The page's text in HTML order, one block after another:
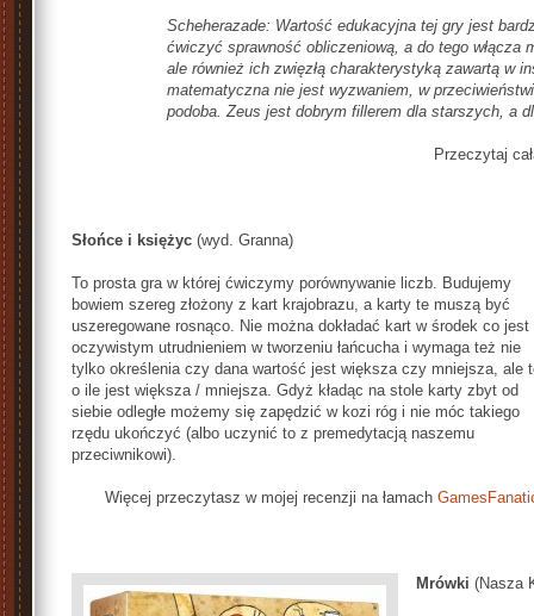
Scheherazade: Wartość edukacyjna tej gry jest
ćwiczyć sprawność obliczeniową, a do tego włącza
ale również ich zwięzłą charakterystyką zawartą w
matematyczna nie jest wyzwaniem, w
podoba. Zeus jest dobrym fillerem dla starszych, a
Przeczytaj
Słońce i księżyc (wyd. Granna)
To prosta gra w której ćwiczymy porównywanie liczb. Budujemy
bowiem szereg złożony z kart krajobrazu, a karty te muszą być
uszeregowane rosnąco. Nie można dokładać kart w środek co jest
oczywistym utrudnieniem w tworzeniu łańcucha i wymaga też nie
tylko określenia czy dana wartość jest większa czy mniejsza, ale
o ile jest większa / mniejsza. Gdyż kładąc na stole karty zbyt od
siebie odległe możemy się zapędzić w kozi róg i nie móc takiego
rzędu ukończyć (albo uczynić to z premedytacją naszemu
przeciwnikowi).
Więcej przeczytasz w mojej recenzji na łamach
Mrówki (Nasza